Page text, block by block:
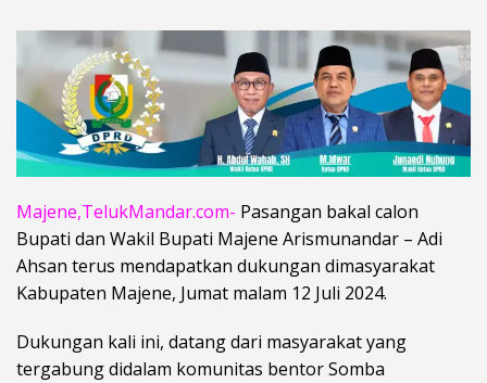
Majene,TelukMandar.com- Pasangan bakal calon
Bupati dan Wakil Bupati Majene Arismunandar – Adi
Ahsan terus mendapatkan dukungan dimasyarakat
Kabupaten Majene, Jumat malam 12 Juli 2024.
Dukungan kali ini, datang dari masyarakat yang
tergabung didalam komunitas bentor Somba